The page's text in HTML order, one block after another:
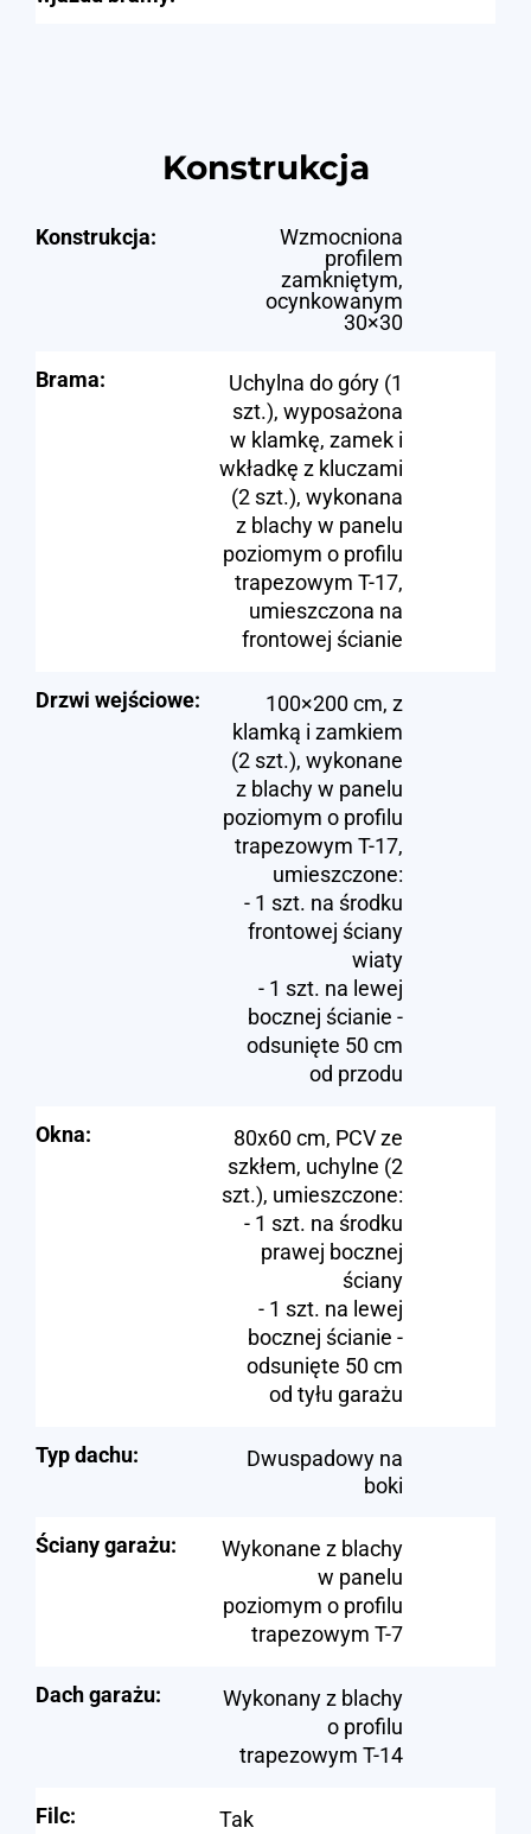
Konstrukcja
Konstrukcja:
Wzmocniona
profilem
zamkniętym,
ocynkowanym
30×30
Brama:
Uchylna do góry (1
szt.), wyposażona
w klamkę, zamek i
wkładkę z kluczami
(2 szt.), wykonana
z blachy w panelu
poziomym o profilu
trapezowym T-17,
umieszczona na
frontowej ścianie
Drzwi wejściowe:
100×200 cm, z
klamką i zamkiem
(2 szt.), wykonane
z blachy w panelu
poziomym o profilu
trapezowym T-17,
umieszczone:
- 1 szt. na środku
frontowej ściany
wiaty
- 1 szt. na lewej
bocznej ścianie -
odsunięte 50 cm
od przodu
Okna:
80x60 cm, PCV ze
szkłem, uchylne (2
szt.), umieszczone:
- 1 szt. na środku
prawej bocznej
ściany
- 1 szt. na lewej
bocznej ścianie -
odsunięte 50 cm
od tyłu garażu
Typ dachu:
Dwuspadowy na
boki
Ściany garażu:
Wykonane z blachy
w panelu
poziomym o profilu
trapezowym T-7
Dach garażu:
Wykonany z blachy
o profilu
trapezowym T-14
Filc: Tak